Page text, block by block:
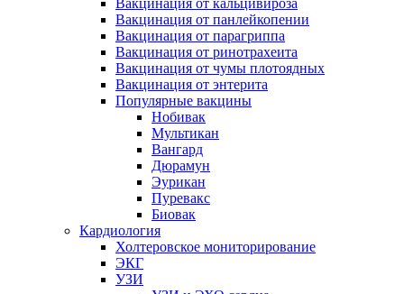
Вакцинация от кальцивироза
Вакцинация от панлейкопении
Вакцинация от парагриппа
Вакцинация от ринотрахеита
Вакцинация от чумы плотоядных
Вакцинация от энтерита
Популярные вакцины
Нобивак
Мультикан
Вангард
Дюрамун
Эурикан
Пуревакс
Биовак
Кардиология
Холтеровское мониторирование
ЭКГ
УЗИ